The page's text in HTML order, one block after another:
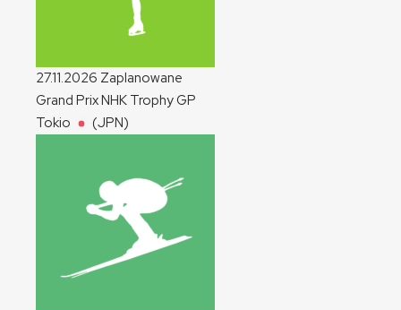
27.11.2026 Zaplanowane
Grand Prix NHK TrophyGP
Tokio
(JPN)